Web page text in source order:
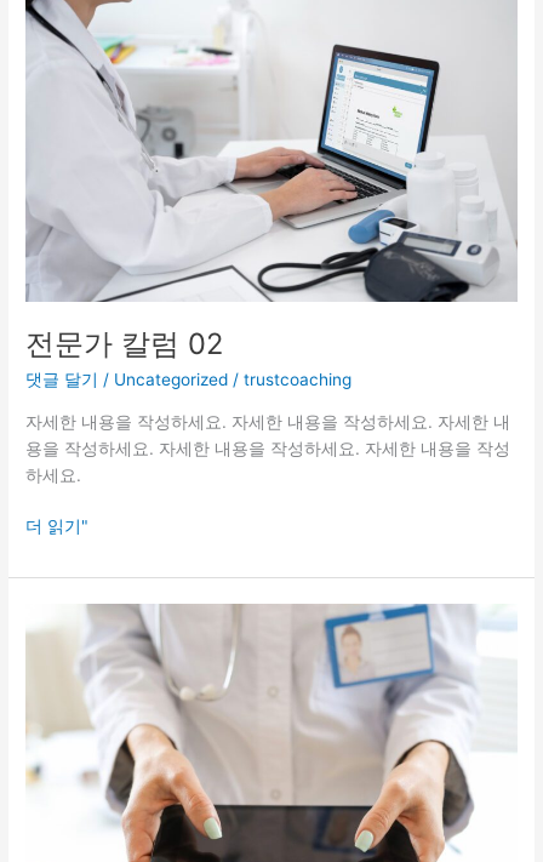
전문가 칼럼 02
댓글 달기 / Uncategorized /trustcoaching
자세한 내용을 작성하세요. 자세한 내용을 작성하세요. 자세한 내
용을 작성하세요. 자세한 내용을 작성하세요. 자세한 내용을 작성
하세요.
문
더 읽기"